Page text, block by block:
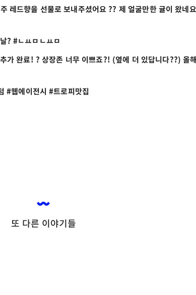
레드향을 선물로 보내주셨어요 ?? 제 얼굴만한 귤이 왔네
물의날? #뇸뇸
가 완료! ? 상장존 너무 이쁘죠?! (옆에 더 있답니다??) 올해
#웹에이전시 #트로피맛집
또 다른 이야기들